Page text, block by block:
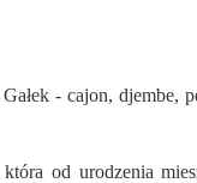
- cajon, djembe,
od urodzenia